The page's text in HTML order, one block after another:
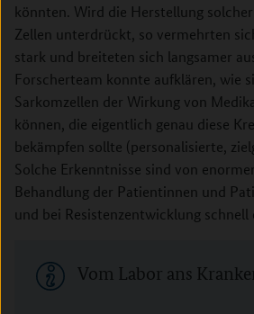
könnten. Wird die Herstellung
Zellen unterdrückt, so vermehrten
stark und breiteten sich langsamer
Forscherteam konnte aufklären, wie
Sarkomzellen der Wirkung von
können, die eigentlich genau diese
bekämpfen sollte (personalisierte,
Solche Erkenntnisse sind von
Behandlung der Patientinnen und
und bei Resistenzentwicklung schnell
Vom Labor ans